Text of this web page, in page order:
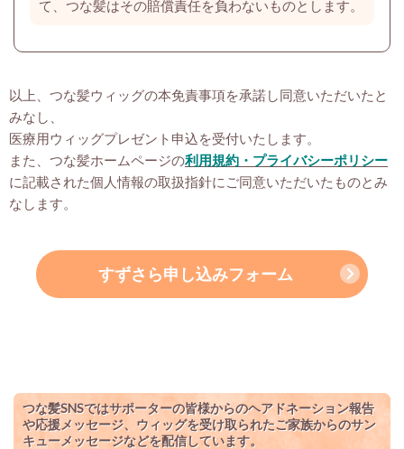
て、つな髪はその賠償責任を負わないものとします。
以上、つな髪ウィッグの本免責事項を承諾し同意いただいたと
みなし、
医療用ウィッグプレゼント申込を受付いたします。
また、つな髪ホームページの利用規約・プライバシーポリシー
に記載された個人情報の取扱指針にご同意いただいたものとみ
なします。
すずさら申し込みフォーム
つな髪SNSではサポーターの皆様からのヘアドネーション報告
や応援メッセージ、ウィッグを受け取られたご家族からのサン
キューメッセージなどを配信しています。